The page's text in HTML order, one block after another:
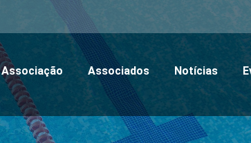
Associação Associados Notícias